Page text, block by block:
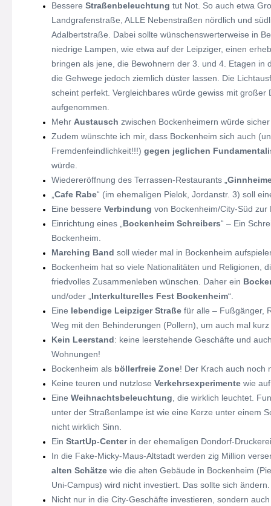
Bessere Straßenbeleuchtung tut Not. So auch etwa
Landgrafenstraße, ALLE Nebenstraßen nördlich und
Adalbertstraße. Dabei sollte wünschenswerterweise in
niedrige Lampen, wie etwa auf der Leipziger, einen
bringen als jene, die Bewohnern der 3. und 4. Etagen in
die Gehwege jedoch ziemlich düster lassen. Die
scheint perfekt. Vergleichbares würde gewiss mit großer
aufgenommen.
Mehr Austausch zwischen Bockenheimern würde
Zudem wünschte ich mir, dass Bockenheim sich auch
Fremdenfeindlichkeit!!!) gegen jeglichen
würde.
Wiedereröffnung des Terrassen-Restaurants „
„Cafe Rabe“ (im ehemaligen Pielok, Jordanstr. 3) soll
Eine bessere Verbindung von Bockenheim/City-Süd
Einrichtung eines „Bockenheim Schreibers“ – Ein
Bockenheim.
Marching Band soll wieder mal in Bockenheim
Bockenheim hat so viele Nationalitäten und Religionen,
friedvolles Zusammenleben wünschen. Daher ein
und/oder „Interkulturelles Fest Bockenheim“.
Eine lebendige Leipziger Straße für alle – Fußgänger,
Weg mit den Behinderungen (Pollern), um auch mal
Kein Leerstand: keine leerstehende Geschäfte und
Wohnungen!
Bockenheim als böllerfreie Zone! Der Krach auch noch
Keine teuren und nutzlose Verkehrsexperimente wie
Eine Weihnachtsbeleuchtung, die wirklich leuchtet.
unter der Straßenlampe ist wie eine Kerze unter einem
nicht wirklich Sinn.
Ein StartUp-Centerin der ehemaligen Dondorf-
In die Fake-Micky-Maus-Altstadt werden zig Million
alten Schätze wie die alten Gebäude in Bockenheim
Uni-Campus) wird nicht investiert. Das sollte sich ändern.
Nicht nur in die City-Geschäfte investieren, sondern